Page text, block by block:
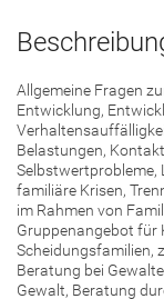
Allgemeine Fragen
Entwicklung,
Belastungen,
Selbstwertprobleme,
familiäre Krisen,
im Rahmen von
Gruppenangebot für
Scheidungsfamilien,
Beratung bei
Gewalt, Beratung